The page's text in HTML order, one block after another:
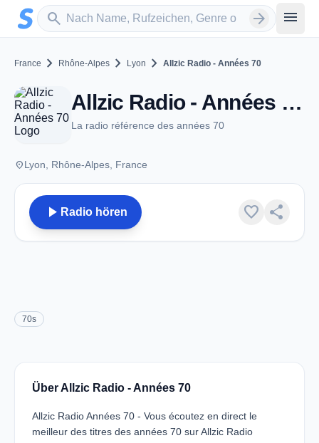
Zum Hauptinhalt springen
search
Sender suchen arrow_forward menu
France chevron_right Rhône-Alpes chevron_right Lyon chevron_right Allzic Radio - Années 70
Allzic Radio - Années 70 - Lyon
La radio référence des années 70
placeLyon, Rhône-Alpes, France
play_arrow Radio hören favorite share
70s
Über Allzic Radio - Années 70
Allzic Radio Années 70 - Vous écoutez en direct le
meilleur des titres des années 70 sur Allzic Radio